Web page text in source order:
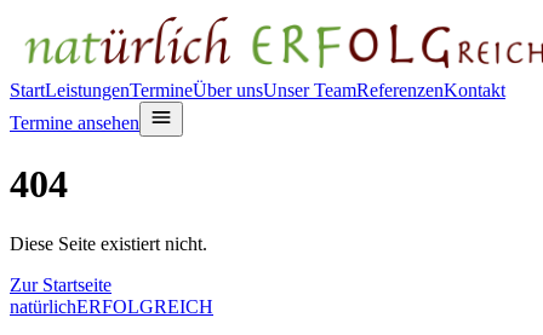
StartLeistungenTermineÜber unsUnser TeamReferenzenKontakt
Termine ansehen
404
Diese Seite existiert nicht.
Zur Startseite
natürlichERFOLGREICH